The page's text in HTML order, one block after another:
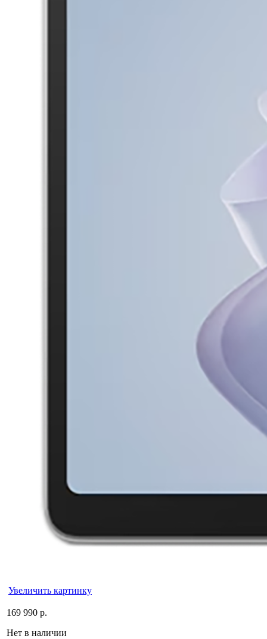
Увеличить картинку
169 990 р.
Нет в наличии